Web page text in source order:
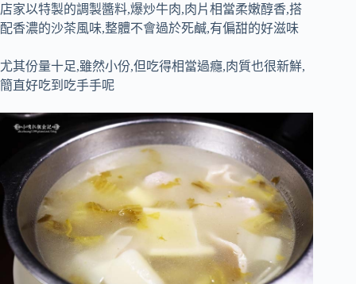
店家以特製的調製醬料,爆炒牛肉,肉片相當柔嫩醇香,搭
配香濃的沙茶風味,整體不會過於死鹹,有偏甜的好滋味
尤其份量十足,雖然小份,但吃得相當過癮,肉質也很新鮮,
簡直好吃到吃手手呢